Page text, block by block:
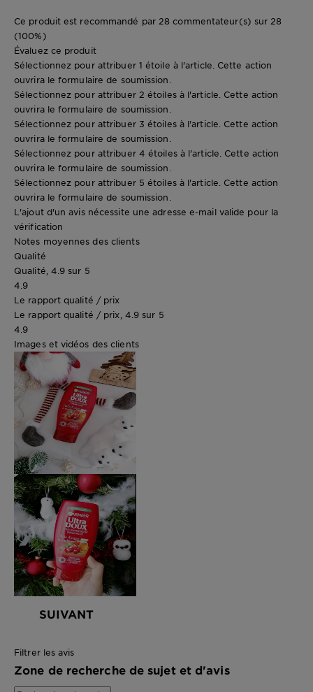
Ce produit est recommandé par 28 commentateur(s) sur 28
(100%)
Évaluez ce produit
Sélectionnez pour attribuer 1 étoile à l'article. Cette action
ouvrira le formulaire de soumission.
Sélectionnez pour attribuer 2 étoiles à l'article. Cette action
ouvrira le formulaire de soumission.
Sélectionnez pour attribuer 3 étoiles à l'article. Cette action
ouvrira le formulaire de soumission.
Sélectionnez pour attribuer 4 étoiles à l'article. Cette action
ouvrira le formulaire de soumission.
Sélectionnez pour attribuer 5 étoiles à l'article. Cette action
ouvrira le formulaire de soumission.
L'ajout d'un avis nécessite une adresse e-mail valide pour la
vérification
Notes moyennes des clients
Qualité
Qualité, 4.9 sur 5
4.9
Le rapport qualité / prix
Le rapport qualité / prix, 4.9 sur 5
4.9
Images et vidéos des clients
SUIVANT
Filtrer les avis
Zone de recherche de sujet et d'avis